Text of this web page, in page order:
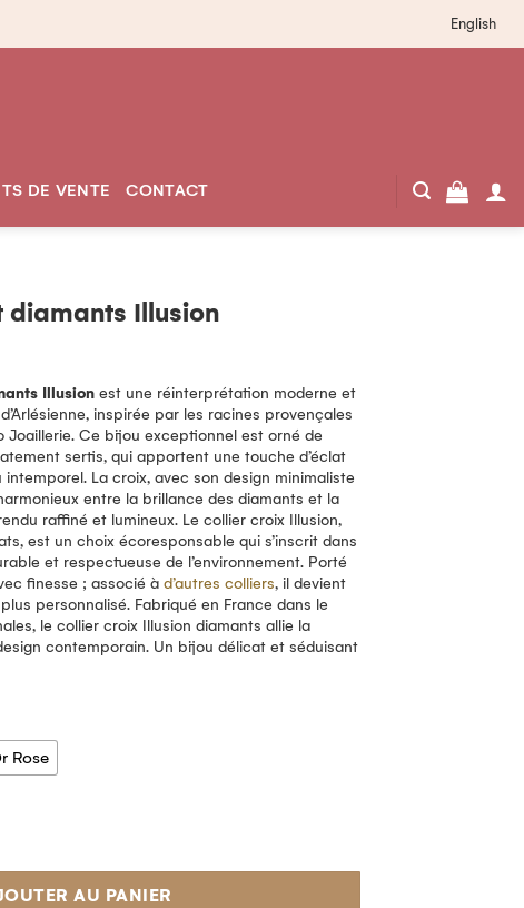
English
DE VENTE CONTACT
diamants Illusion
Illusion est une réinterprétation moderne et
inspirée par les racines provençales
Joaillerie. Ce bijou exceptionnel est orné de
sertis, qui apportent une touche d’éclat
La croix, avec son design minimaliste
entre la brillance des diamants et la
raffiné et lumineux. Le collier croix Illusion,
est un choix écoresponsable qui s’inscrit dans
et respectueuse de l’environnement. Porté
finesse ; associé à d’autres colliers, il devient
personnalisé. Fabriqué en France dans le
le collier croix Illusion diamants allie la
contemporain. Un bijou délicat et séduisant
Rose
AU PANIER